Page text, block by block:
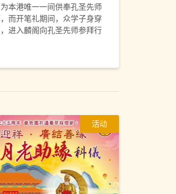
本港唯一一间供奉孔圣先师
而开笔礼期间，众学子身穿
进入麟阁向孔圣先师参拜行
活动